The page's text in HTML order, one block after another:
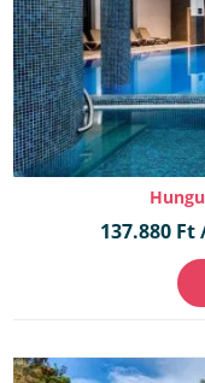
137.880